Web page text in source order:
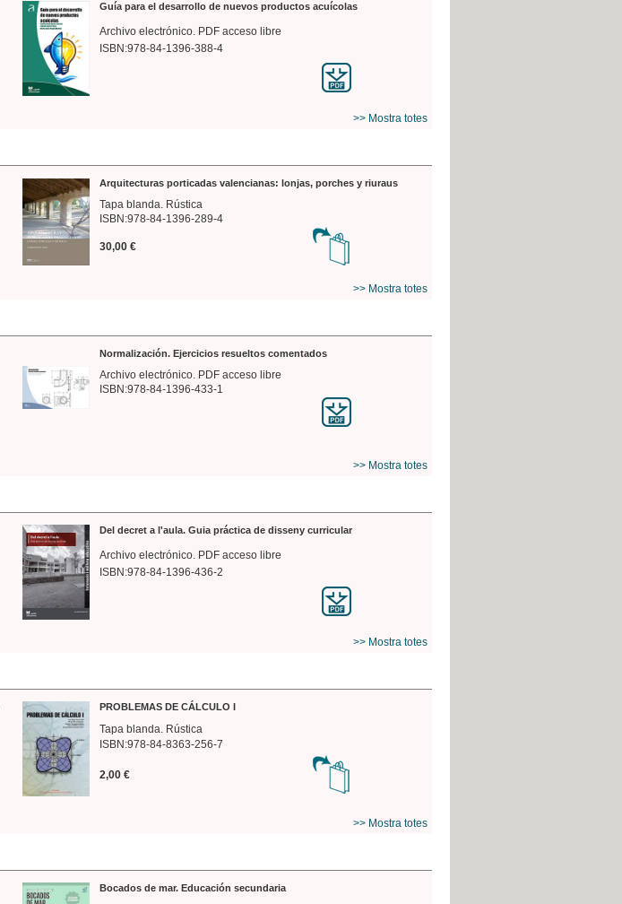
Guía para el desarrollo de nuevos productos acuícolas
Archivo electrónico. PDF acceso libre
ISBN:978-84-1396-388-4
>> Mostra totes
Arquitecturas porticadas valencianas: lonjas, porches y riuraus
Tapa blanda. Rústica
ISBN:978-84-1396-289-4
30,00 €
>> Mostra totes
Normalización. Ejercicios resueltos comentados
Archivo electrónico. PDF acceso libre
ISBN:978-84-1396-433-1
>> Mostra totes
Del decret a l'aula. Guia práctica de disseny curricular
Archivo electrónico. PDF acceso libre
ISBN:978-84-1396-436-2
>> Mostra totes
PROBLEMAS DE CÁLCULO I
Tapa blanda. Rústica
ISBN:978-84-8363-256-7
2,00 €
>> Mostra totes
Bocados de mar. Educación secundaria